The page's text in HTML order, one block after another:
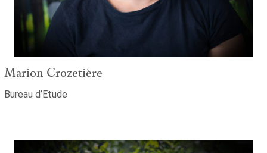
Marion Crozetière
Bureau d’Etude